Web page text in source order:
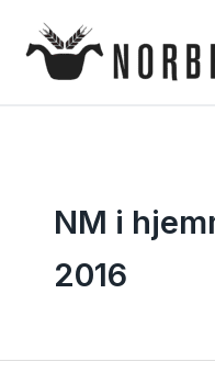
rett
NM i
2016